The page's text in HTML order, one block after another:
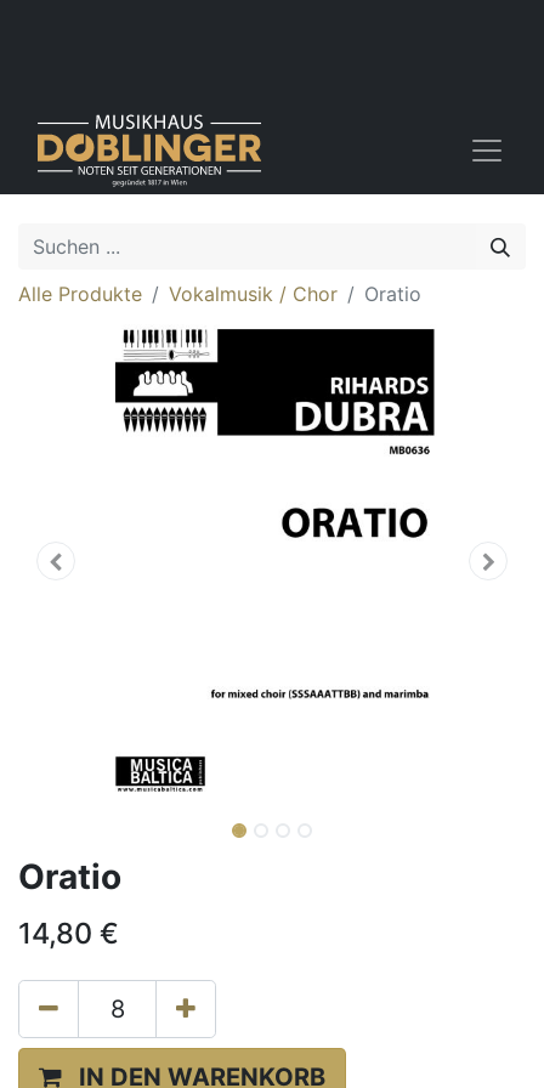
Alle Produkte Vokalmusik / Chor Oratio
Oratio
14,80 €
IN DEN WARENKORB